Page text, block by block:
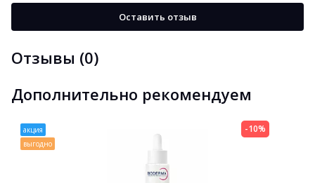
Отзывы (0)
Оставить отзыв
Дополнительно рекомендуем
акция
выгодно
-10%